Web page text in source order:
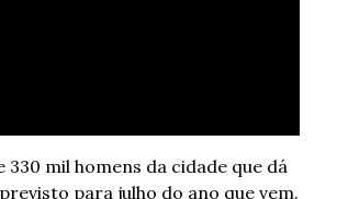
mil homens da cidade que dá